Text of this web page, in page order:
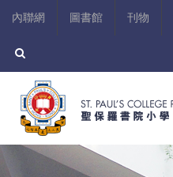
內聯網 圖書館 刊物